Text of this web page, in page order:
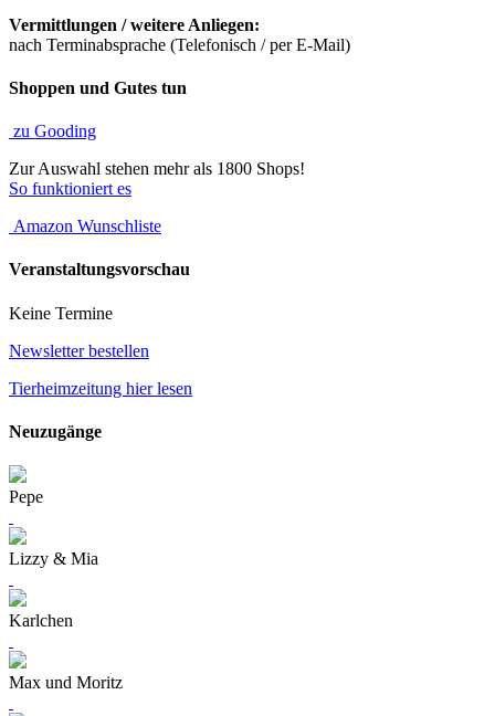
Vermittlungen / weitere Anliegen:
nach Terminabsprache (Telefonisch / per E-Mail)
Shoppen und Gutes tun
zu Gooding
Zur Auswahl stehen mehr als 1800 Shops!
So funktioniert es
Amazon Wunschliste
Veranstaltungsvorschau
Keine Termine
Newsletter bestellen
Tierheimzeitung hier lesen
Neuzugänge
Pepe
Lizzy & Mia
Karlchen
Max und Moritz